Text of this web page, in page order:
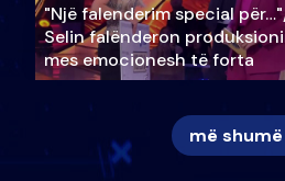
"Një falenderim special
Selin falënderon
mes emocionesh të forta
më